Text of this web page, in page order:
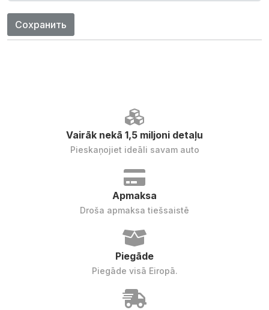
Сохранить
Vairāk nekā 1,5 miljoni detaļu
Pieskaņojiet ideāli savam auto
Apmaksa
Droša apmaksa tiešsaistē
Piegāde
Piegāde visā Eiropā.